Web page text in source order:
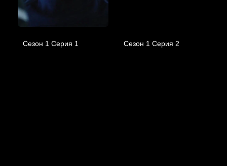
Сезон 1 Серия 1 Сезон 1 Серия 2